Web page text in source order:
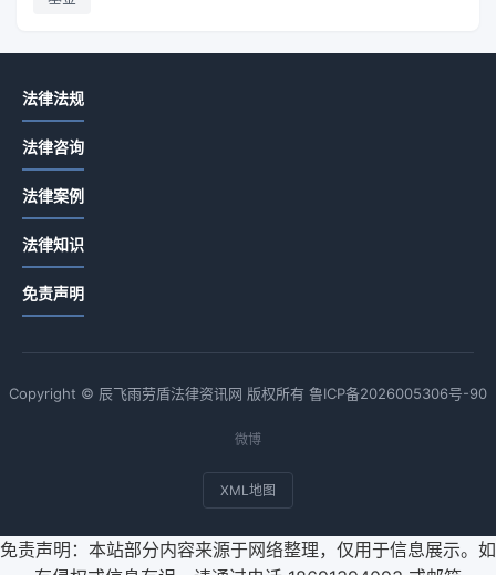
法律法规
法律咨询
法律案例
法律知识
免责声明
Copyright © 辰飞雨劳盾法律资讯网 版权所有 鲁ICP备2026005306号-90
微博
XML地图
免责声明：本站部分内容来源于网络整理，仅用于信息展示。如